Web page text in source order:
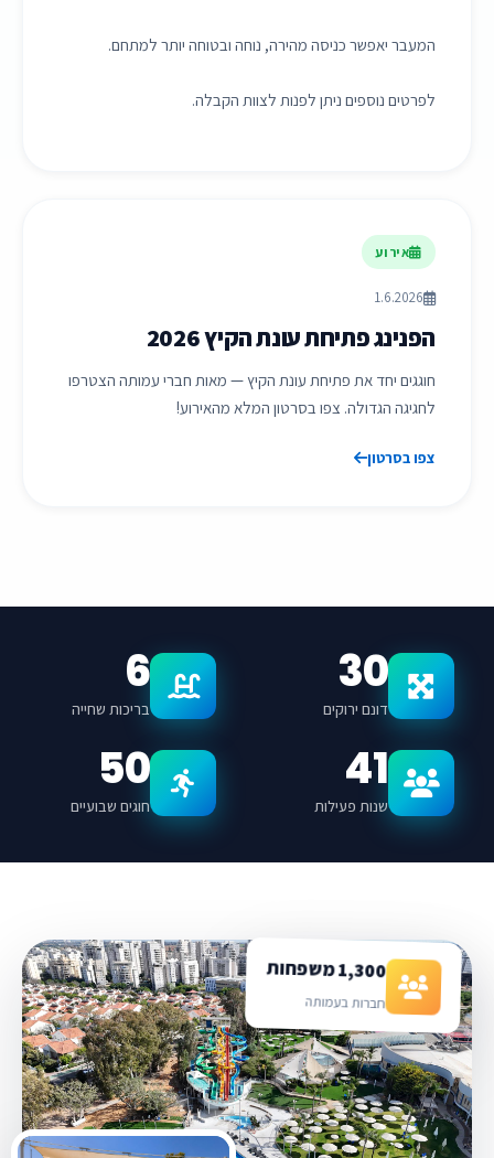
המעבר יאפשר כניסה מהירה, נוחה ובטוחה יותר למתחם.
לפרטים נוספים ניתן לפנות לצוות הקבלה.
אירוע
1.6.2026
הפנינג פתיחת עונת הקיץ 2026
חוגגים יחד את פתיחת עונת הקיץ — מאות חברי עמותה הצטרפו
לחגיגה הגדולה. צפו בסרטון המלא מהאירוע!
צפו בסרטון
30
דונם ירוקים
6
בריכות שחייה
41
שנות פעילות
50
חוגים שבועיים
1,300 משפחות
חברות בעמותה